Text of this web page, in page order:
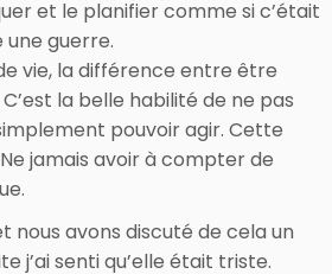
et le planifier comme si c’était
guerre.
vie, la différence entre être
la belle habilité de ne pas
pouvoir agir. Cette
jamais avoir à compter de
nous avons discuté de cela un
j’ai senti qu’elle était triste.